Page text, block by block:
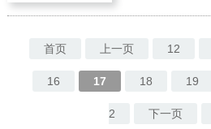
首页 上一页 12
16 17 18 19
2 下一页